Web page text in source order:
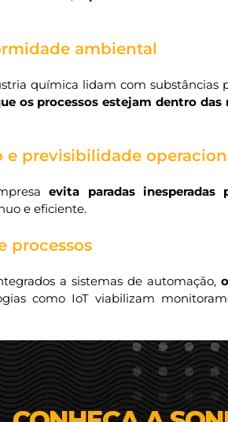
ambiental
química lidam com substâncias
os processos estejam dentro
previsibilidade
evita paradas
e eficiente.
processos
a sistemas de automação,
como IoT viabilizam